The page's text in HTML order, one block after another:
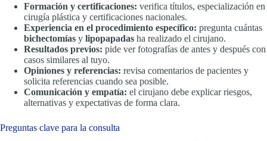
Formación y certificaciones: verifica títulos, especialización en
cirugía plástica y certificaciones nacionales.
Experiencia en el procedimiento específico: pregunta cuántas
bichectomías y lipopapadas ha realizado el cirujano.
Resultados previos: pide ver fotografías de antes y después con
casos similares al tuyo.
Opiniones y referencias: revisa comentarios de pacientes y
solicita referencias cuando sea posible.
Comunicación y empatía: el cirujano debe explicar riesgos,
alternativas y expectativas de forma clara.
Preguntas clave para la consulta